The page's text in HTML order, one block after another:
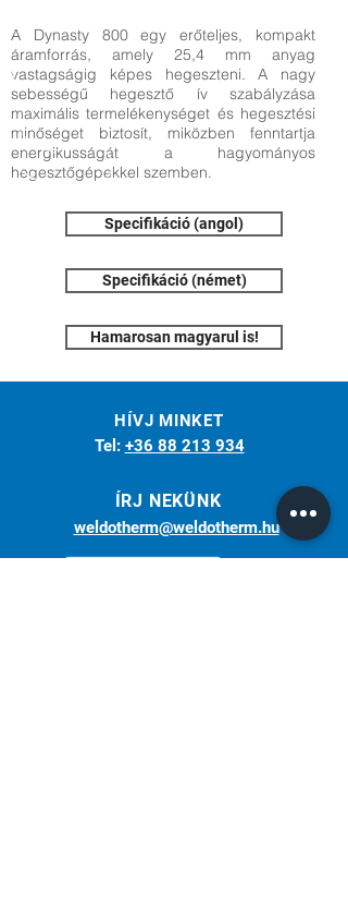
A Dynasty 800 egy erőteljes, kompakt
áramforrás, amely 25,4 mm anyag
vastagságig képes hegeszteni. A nagy
sebességű hegesztő ív szabályzása
maximális termelékenységet és hegesztési
minőséget biztosít, miközben fenntartja
energikusságát a hagyományos
hegesztőgépekkel szemben.
Specifikáció (angol)
Specifikáció (német)
Hamarosan magyarul is!
HÍVJ MINKET
Tel: +36 88 213 934
ÍRJ NEKÜNK
weldotherm@weldotherm.hu